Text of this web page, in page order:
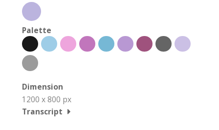
Palette
Dimension
1200 x 800 px
Transcript